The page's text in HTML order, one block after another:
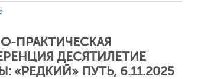
ПРАКТИЧЕСКАЯ
ДЕСЯТИЛЕТИЕ
«РЕДКИЙ» ПУТЬ, 6.11.2025